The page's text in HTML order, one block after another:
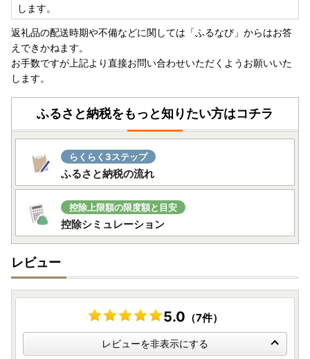
します。
返礼品の配送時期や不備などに関しては「ふるなび」からはお答
えできかねます。
お手数ですが上記より直接お問い合わせいただくようお願いいた
します。
ふるさと納税をもっと知りたい方はコチラ
らくらく3ステップ
ふるさと納税の流れ
控除上限額の限度額と目安
控除シミュレーション
レビュー
5.0 （7件）
レビューを非表示にする